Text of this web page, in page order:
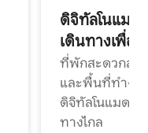
ดิจิทัลโนแมด
เดินทางเพื่อ
ที่พักสะดวกสบ
และพื้นที่ทำงา
ดิจิทัลโนแมดแ
ทางไกล